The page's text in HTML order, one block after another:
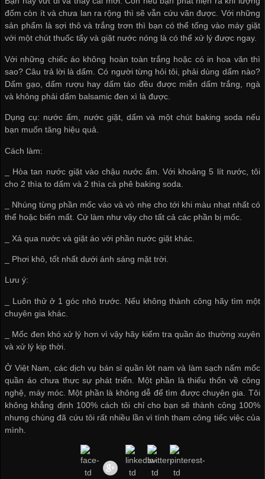
đốm còn ít và chưa lan ra rộng thì sẽ vẫn cứu vãn được. Với những
sản phẩm là sợi thô và trắng trơn thì bạn có thể tống vào máy giặt
với một chút thuốc tẩy và giặt nước nóng là có thể xử lý được ngay.
Với những chiếc áo không hoàn toàn trắng hoặc có in hoa văn thì
sao? Câu trả lời là dấm. Có người từng hỏi tôi, phải dùng dấm nào?
Dấm gạo, dấm rượu hay dấm táo đều được miễn dấm trắng, ngà
và không phải dấm balsamic đen xì là được.
Dụng cụ: nước ấm, nước giặt, dấm và một chút baking soda nếu
bạn muốn tăng hiệu quả.
Cách làm:
_ Hòa tan nước giặt vào chậu nước ấm. Với khoảng 5 lít nước, tôi
cho 2 thìa to dấm và 2 thìa cà phê baking soda.
_ Nhúng từng phần mốc vào và vò nhẹ cho tới khi màu nhạt nhất có
thể hoặc biến mất. Cứ làm như vậy cho tất cả các phần bị mốc.
_ Xả qua nước và giặt áo với phần nước giặt khác.
_ Phơi khô, tốt nhất dưới ánh sáng mặt trời.
Lưu ý:
_ Luôn thử ở 1 góc nhỏ trước. Nếu không thành công hãy tìm một
chuyên gia khác.
_ Mốc đen khó xử lý hơn vì vậy hãy kiểm tra quần áo thường xuyên
và xử lý kịp thời.
Ở Việt Nam, các dịch vụ bán sỉ quần lót nam và làm sạch nấm mốc
quần áo chưa thực sự phát triển. Một phần là thiếu thốn về công
nghệ, máy móc. Một phần là không dễ để tìm được chuyên gia. Tôi
không khẳng định 100% cách tôi chỉ cho bạn sẽ thành công 100%
nhưng chúng đã cứu tôi rất nhiều lần vì tính tham công tiếc việc của
mình.